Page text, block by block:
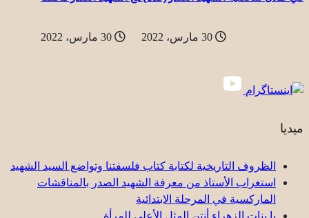
ميديا
الظروف التاريخية لكتابة كتاب فلسفتنا وتواضع السيد الشهيد
استغراب الأستاذ من معرفة الشهيد الصدر بالمناقشات
الماركسية في المرحلة الابتدائية